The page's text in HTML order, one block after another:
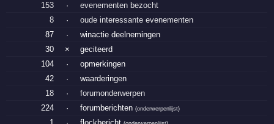
153
·
evenementen bezocht
8
·
oude interessante evenementen
87
·
winactie deelnemingen
30
×
geciteerd
104
·
opmerkingen
42
·
waarderingen
18
·
forumonderwerpen
224
· forumberichten(onderwerpenlijst)